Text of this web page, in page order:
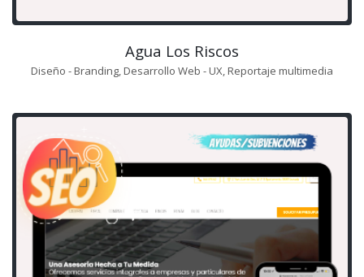
Agua Los Riscos
Diseño - Branding, Desarrollo Web - UX, Reportaje multimedia